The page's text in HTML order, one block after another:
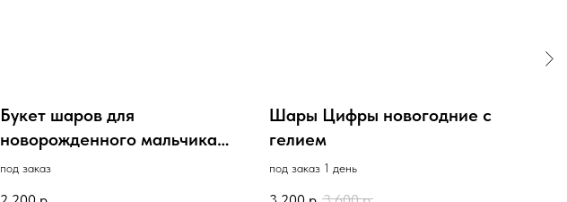
Букет шаров для
новорожденного мальчика,
Коляска
под заказ
Шары Цифры новогодние с
гелием
под заказ 1 день